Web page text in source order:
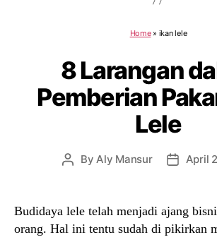
Home» ikan lele
8 Larangan
Pemberian
Lele
PostByAly Mansur
PostApril
Budidaya lele telah menjadi ajang
orang. Hal ini tentu sudah di pikirkan